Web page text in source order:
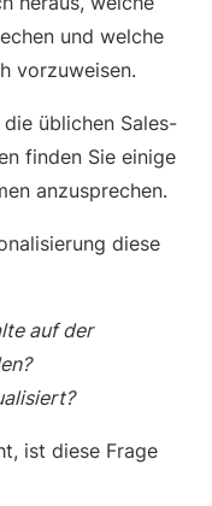
und welche
vorzuweisen.
üblichen Sales-
finden Sie einige
anzusprechen.
diese
auf der
ist diese Frage